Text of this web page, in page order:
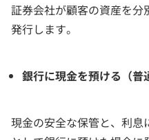
証券会社が顧客の資産を分
発行します。
銀行に現金を預ける（普
現金の安全な保管と、利